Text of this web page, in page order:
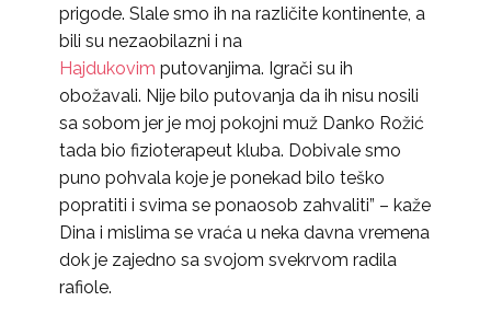
prigode. Slale smo ih na različite kontinente, a
bili su nezaobilazni i na
Hajdukovim putovanjima. Igrači su ih
obožavali. Nije bilo putovanja da ih nisu nosili
sa sobom jer je moj pokojni muž Danko Rožić
tada bio fizioterapeut kluba. Dobivale smo
puno pohvala koje je ponekad bilo teško
popratiti i svima se ponaosob zahvaliti” – kaže
Dina i mislima se vraća u neka davna vremena
dok je zajedno sa svojom svekrvom radila
rafiole.